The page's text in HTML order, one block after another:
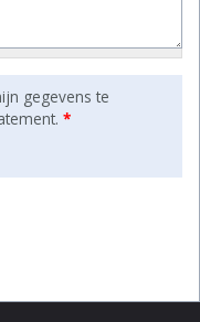
gegevens te
*